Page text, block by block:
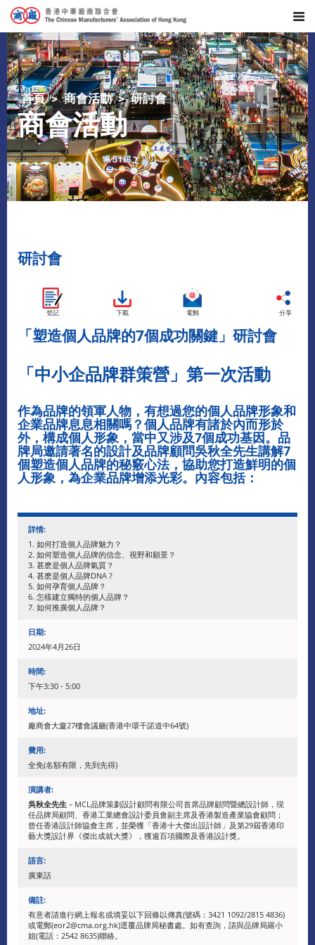
首頁 商會活動 研討會
商會活動
研討會
登記 下載 電郵 分享
「塑造個人品牌的7個成功關鍵」研討會
「中小企品牌群策營」第一次活動
作為品牌的領軍人物，有想過您的個人品牌形象和
企業品牌息息相關嗎？個人品牌有諸於內而形於
外，構成個人形象，當中又涉及7個成功基因。品
牌局邀請著名的設計及品牌顧問吳秋全先生講解7
個塑造個人品牌的秘竅心法，協助您打造鮮明的個
人形象，為企業品牌增添光彩。內容包括：
詳情:
1. 如何打造個人品牌魅力？
2. 如何塑造個人品牌的信念、視野和願景？
3. 甚麽是個人品牌氣質？
4. 甚麽是個人品牌DNA ?
5. 如何孕育個人品牌？
6. 怎樣建立獨特的個人品牌？
7. 如何推廣個人品牌？
日期:
2024年4月26日
時間:
下午3:30 - 5:00
地址:
廠商會大廈27樓會議廳(香港中環干諾道中64號)
費用:
全免(名額有限，先到先得)
演講者:
吳秋全先生 －MCL品牌策劃設計顧問有限公司首席品牌顧問暨總設計師，現
任品牌局顧問、香港工業總會設計委員會副主席及香港製造產業協會顧問；
曾任香港設計師協會主席，並榮獲「香港十大傑出設計師」及第29屆香港印
藝大獎設計界《傑出成就大獎》，獲逾百項國際及香港設計獎。
語言:
廣東話
備註:
有意者請進行網上報名或填妥以下回條以傳真(號碼：3421 1092/2815 4836)
或電郵(eor2@cma.org.hk)逕覆品牌局秘書處。如有查詢，請與品牌局羅小
姐(電話：2542 8635)聯絡。